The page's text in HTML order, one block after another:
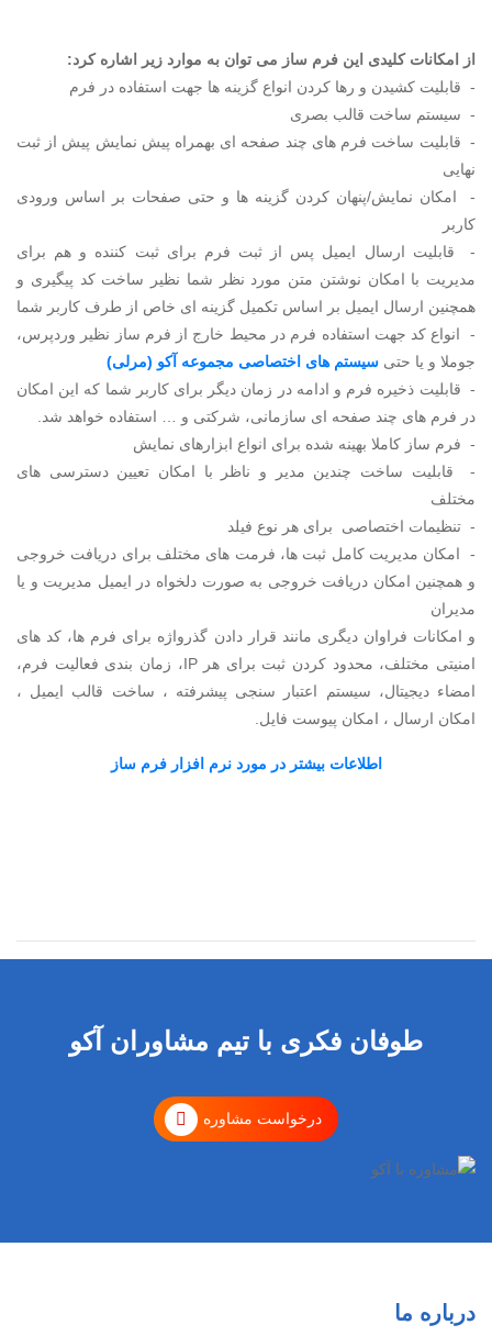
از امکانات کلیدی این فرم ساز می توان به موارد زیر اشاره کرد:
- قابلیت کشیدن و رها کردن انواع گزینه ها جهت استفاده در فرم
- سیستم ساخت قالب بصری
- قابلیت ساخت فرم های چند صفحه ای بهمراه پیش نمایش پیش از ثبت
نهایی
- امکان نمایش/پنهان کردن گزینه ها و حتی صفحات بر اساس ورودی
کاربر
- قابلیت ارسال ایمیل پس از ثبت فرم برای ثبت کننده و هم برای
مدیریت با امکان نوشتن متن مورد نظر شما نظیر ساخت کد پیگیری و
همچنین ارسال ایمیل بر اساس تکمیل گزینه ای خاص از طرف کاربر شما
- انواع کد جهت استفاده فرم در محیط خارج از فرم ساز نظیر وردپرس،
جوملا و یا حتی سیستم های اختصاصی مجموعه آکو (مرلی)
- قابلیت ذخیره فرم و ادامه در زمان دیگر برای کاربر شما که این امکان
در فرم های چند صفحه ای سازمانی، شرکتی و … استفاده خواهد شد.
- فرم ساز کاملا بهینه شده برای انواع ابزارهای نمایش
- قابلیت ساخت چندین مدیر و ناظر با امکان تعیین دسترسی های
مختلف
- تنظیمات اختصاصی برای هر نوع فیلد
- امکان مدیریت کامل ثبت ها، فرمت های مختلف برای دریافت خروجی
و همچنین امکان دریافت خروجی به صورت دلخواه در ایمیل مدیریت و یا
مدیران
و امکانات فراوان دیگری مانند قرار دادن گذرواژه برای فرم ها، کد های
امنیتی مختلف، محدود کردن ثبت برای هر IP، زمان بندی فعالیت فرم،
امضاء دیجیتال، سیستم اعتبار سنجی پیشرفته ، ساخت قالب ایمیل ،
امکان ارسال ، امکان پیوست فایل.
اطلاعات بیشتر در مورد نرم افزار فرم ساز
طوفان فکری با تیم مشاوران آکو
درخواست مشاوره
درباره ما